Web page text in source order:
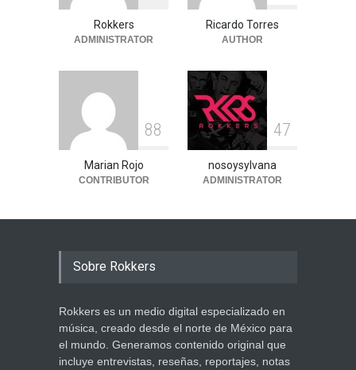
Rokkers
ADMINISTRATOR
Ricardo Torres
AUTHOR
88
Marian Rojo
CONTRIBUTOR
47
nosoysylvana
ADMINISTRATOR
Sobre Rokkers
Rokkers es un medio digital especializado en
música, creado desde el norte de México para
el mundo. Generamos contenido original que
incluye entrevistas, reseñas, reportajes, notas